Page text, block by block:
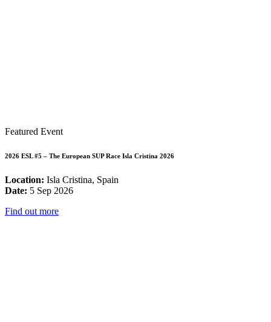
Featured Event
2026 ESL #5 – The European SUP Race Isla Cristina 2026
Location: Isla Cristina, Spain
Date: 5 Sep 2026
Find out more